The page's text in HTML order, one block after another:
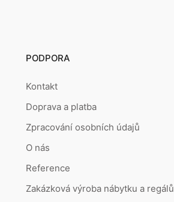
PODPORA
Kontakt
Doprava a platba
Zpracování osobních údajů
O nás
Reference
Zakázková výroba nábytku a regálů